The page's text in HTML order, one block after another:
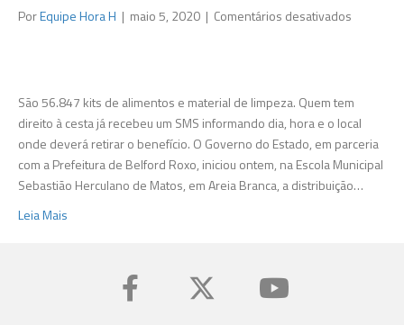
PorEquipe Hora H | maio 5, 2020 | Comentários desativados
e
Belford
Roxo
iniciam
São 56.847 kits de alimentos e material de limpeza. Quem tem
direito à cesta já recebeu um SMS informando dia, hora e o local
onde deverá retirar o benefício. O Governo do Estado, em parceria
com a Prefeitura de Belford Roxo, iniciou ontem, na Escola Municipal
Sebastião Herculano de Matos, em Areia Branca, a distribuição…
Leia Mais